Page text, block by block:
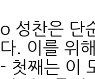
o 성찬은 단
다. 이를 위
- 첫째는 이